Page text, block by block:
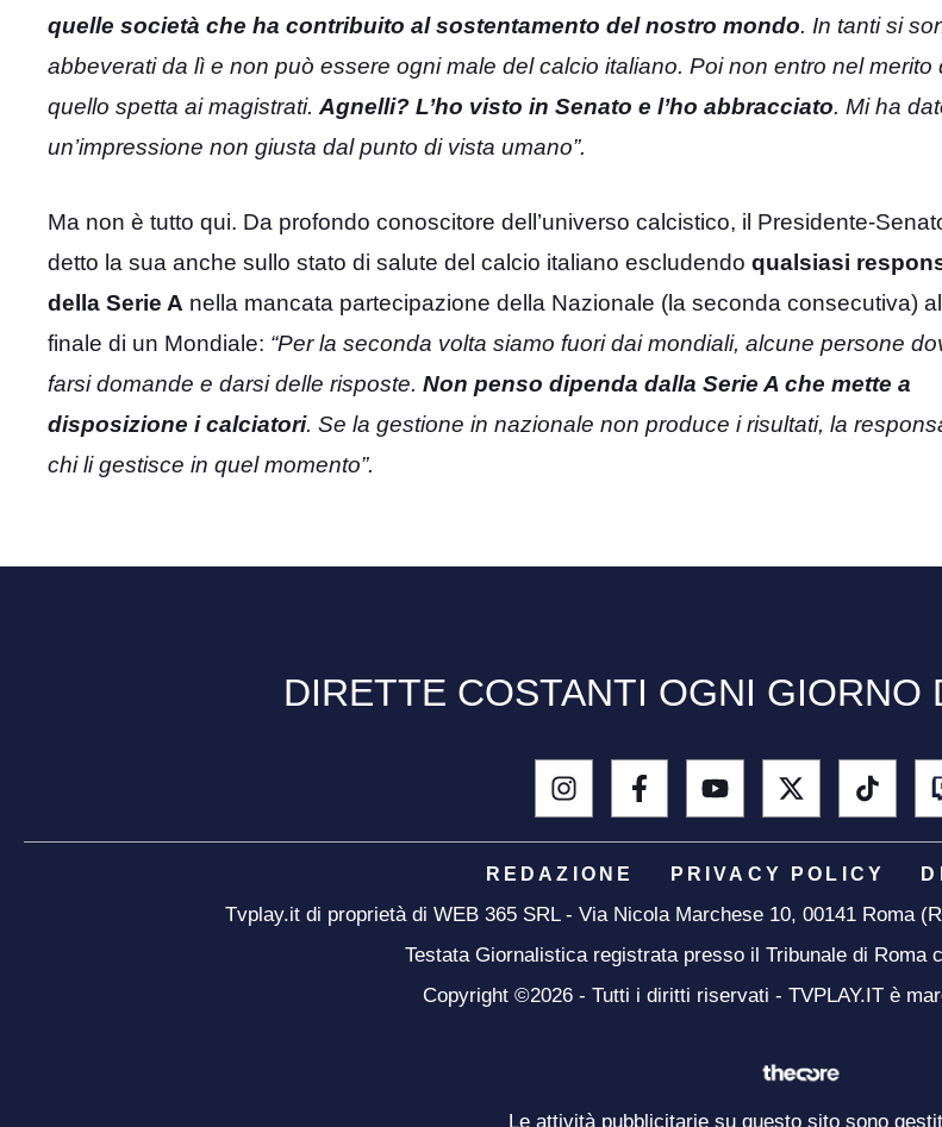
quelle società che ha contribuito al sostentamento del nostro mondo. In tanti si
abbeverati da lì e non può essere ogni male del calcio italiano. Poi non entro nel merito
quello spetta ai magistrati.Agnelli? L’ho visto in Senato e l’ho abbracciato. Mi ha
un’impressione non giusta dal punto di vista umano”.
Ma non è tutto qui. Da profondo conoscitore dell’universo calcistico, il Presidente-
detto la sua anche sullo stato di salute del calcio italiano escludendo qualsiasi
della Serie A nella mancata partecipazione della Nazionale (la seconda consecutiva)
finale di un Mondiale: “Per la seconda volta siamo fuori dai mondiali, alcune persone
farsi domande e darsi delle risposte. Non penso dipenda dalla Serie A che mette a
disposizione i calciatori. Se la gestione in nazionale non produce i risultati, la
chi li gestisce in quel momento”.
DIRETTE COSTANTI OGNI GIORNO
REDAZIONE PRIVACY POLICY
Tvplay.it di proprietà di WEB 365 SRL - Via Nicola Marchese 10, 00141 Roma
Testata Giornalistica registrata presso il Tribunale di Roma
Copyright ©2026 - Tutti i diritti riservati - TVPLAY.IT è
Le attività pubblicitarie su questo sito sono